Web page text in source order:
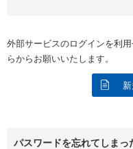
外部サービスのログインを利
らからお願いいたします。
パスワードを忘れてしまっ